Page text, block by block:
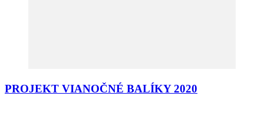
PROJEKT VIANOČNÉ BALÍKY 2020